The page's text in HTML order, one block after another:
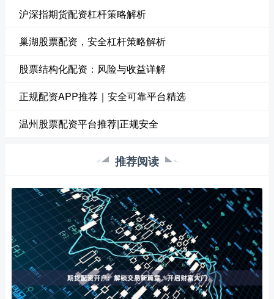
沪深指期货配资杠杆策略解析
巢湖股票配资，安全杠杆策略解析
股票结构化配资：风险与收益详解
正规配资APP推荐｜安全可靠平台精选
温州股票配资平台推荐|正规安全
推荐阅读